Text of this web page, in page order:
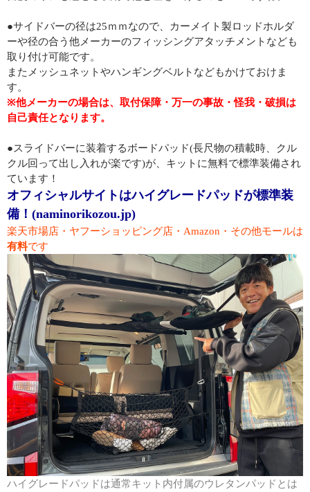
●サイドバーの径は25ｍｍなので、カーメイト製ロッドホルダ
ーや径の合う他メーカーのフィッシングアタッチメントなども
取り付け可能です。
またメッシュネットやハンギングベルトなどもかけておけま
す。
※他メーカーの場合は、取付保障・万一の事故・怪我・破損は
自己責任となります。
●スライドバーに装着するボードパッド(長尺物の積載時、クル
クル回って出し入れが楽です)が、キットに無料で標準装備され
ています！
オフィシャルサイトはハイグレードパッドが標準装
備！(naminorikozou.jp)
楽天市場店・ヤフーショッピング店・Amazon・その他モールは
有料です
ハイグレードパッドは通常キット内付属のウレタンパッドとは